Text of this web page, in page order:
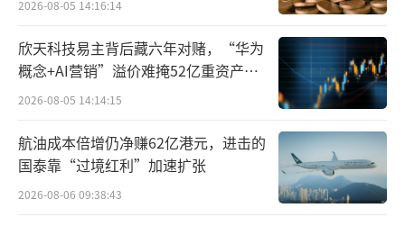
层核心人员，顾晓磊是香塘集团创始人顾建平
之孙，顾美芳则为顾建平之女，其减持动作背
后，实则是“香塘系”资本的身影。
天眼查信息显示，香塘集团直接对外投资
企业达28家，版图横跨生物医药、传统制造与
化纤、金融创投以及地产置业等多个领域。香
塘系在资产周期高点套现，属于早期原始股东
2026-08-05 14:16:14
欣天科技易主背后藏六年对赌，“华为
概念+AI营销”溢价难掩52亿重资产考
验
2026-08-05 14:14:15
航油成本倍增仍净赚62亿港元，进击的
国泰靠“过境红利”加速扩张
2026-08-06 09:38:43